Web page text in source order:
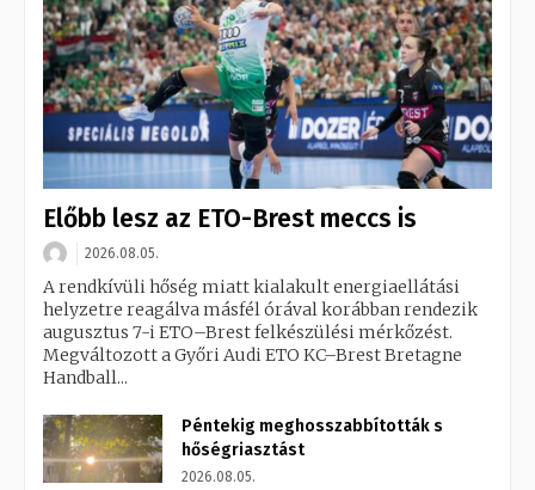
Előbb lesz az ETO-Brest meccs is
2026.08.05.
A rendkívüli hőség miatt kialakult energiaellátási
helyzetre reagálva másfél órával korábban rendezik
augusztus 7-i ETO–Brest felkészülési mérkőzést.
Megváltozott a Győri Audi ETO KC–Brest Bretagne
Handball...
Péntekig meghosszabbították s
hőségriasztást
2026.08.05.